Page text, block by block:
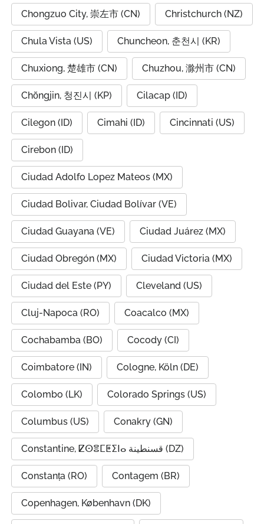
Chongzuo City, 崇左市 (CN) Christchurch (NZ)
Chula Vista (US) Chuncheon, 춘천시 (KR)
Chuxiong, 楚雄市 (CN) Chuzhou, 滁州市 (CN)
Chŏngjin, 청진시 (KP) Cilacap (ID)
Cilegon (ID) Cimahi (ID) Cincinnati (US)
Cirebon (ID)
Ciudad Adolfo Lopez Mateos (MX)
Ciudad Bolivar, Ciudad Bolívar (VE)
Ciudad Guayana (VE) Ciudad Juárez (MX)
Ciudad Obregón (MX) Ciudad Victoria (MX)
Ciudad del Este (PY) Cleveland (US)
Cluj-Napoca (RO) Coacalco (MX)
Cochabamba (BO) Cocody (CI)
Coimbatore (IN) Cologne, Köln (DE)
Colombo (LK) Colorado Springs (US)
Columbus (US) Conakry (GN)
Constantine, ⵇⵙⴻⵎⵟⵉⵏⴰ قسنطينة (DZ)
Constanța (RO) Contagem (BR)
Copenhagen, København (DK)